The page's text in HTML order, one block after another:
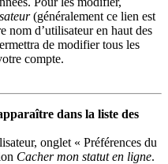
(généralement ce lien est
nom d’utilisateur en haut des
de modifier tous les
compte.
dans la liste des
onglet « Préférences du
Cacher mon statut en ligne.